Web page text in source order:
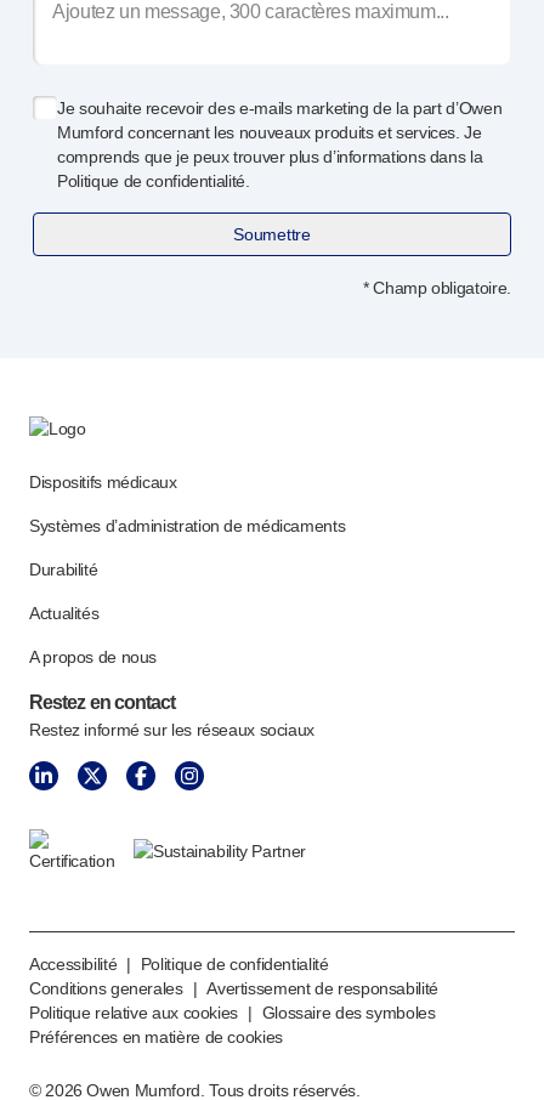
Je souhaite recevoir dese-mailsmarketing de la part d’Owen
Mumford concernant les nouveaux produits et services. Je
comprends que je peux trouver plus d’informations dans la
Politique de confidentialité.
Soumettre
* Champ obligatoire.
Dispositifs médicaux
Systèmes d’administration de médicaments
Durabilité
Actualités
A propos de nous
Restez en contact
Restez informé sur les réseaux sociaux
Accessibilité |
Politique de confidentialité
Conditions generales | Avertissement de responsabilité
Politique relative aux cookies | Glossaire des symboles
Préférences en matière de cookies
© 2026 Owen Mumford. Tous droits réservés.